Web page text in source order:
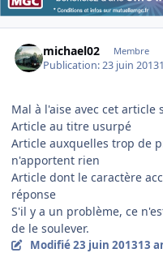
michael02 Membre
Publication:23 juin 2013
Mal à l'aise avec cet article
Article au titre usurpé
Article auxquelles trop de
n'apportent rien
Article dont le caractère
réponse
S'il y a un problème, ce
de le soulever.
Modifié23 juin 201313